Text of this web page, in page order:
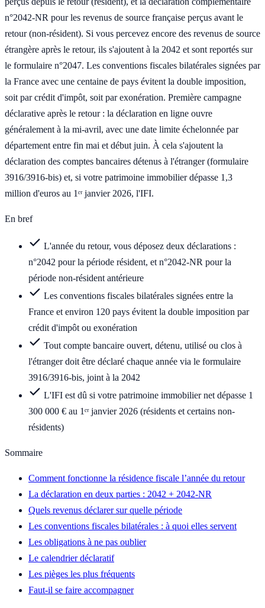
n°2042-NR pour les revenus de source française perçus avant le
retour (non-résident). Si vous percevez encore des revenus de source
étrangère après le retour, ils s'ajoutent à la 2042 et sont reportés sur
le formulaire n°2047. Les conventions fiscales bilatérales signées par
la France avec une centaine de pays évitent la double imposition,
soit par crédit d'impôt, soit par exonération. Première campagne
déclarative après le retour : la déclaration en ligne ouvre
généralement à la mi-avril, avec une date limite échelonnée par
département entre fin mai et début juin. À cela s'ajoutent la
déclaration des comptes bancaires détenus à l'étranger (formulaire
3916/3916-bis) et, si votre patrimoine immobilier dépasse 1,3
million d'euros au 1ᵉʳ janvier 2026, l'IFI.
En bref
L'année du retour, vous déposez deux déclarations :
n°2042 pour la période résident, et n°2042-NR pour la
période non-résident antérieure
Les conventions fiscales bilatérales signées entre la
France et environ 120 pays évitent la double imposition par
crédit d'impôt ou exonération
Tout compte bancaire ouvert, détenu, utilisé ou clos à
l'étranger doit être déclaré chaque année via le formulaire
3916/3916-bis, joint à la 2042
L'IFI est dû si votre patrimoine immobilier net dépasse 1
300 000 € au 1ᵉʳ janvier 2026 (résidents et certains non-
résidents)
Sommaire
Comment fonctionne la résidence fiscale l’année du retour
La déclaration en deux parties : 2042 + 2042-NR
Quels revenus déclarer sur quelle période
Les conventions fiscales bilatérales : à quoi elles servent
Les obligations à ne pas oublier
Le calendrier déclaratif
Les pièges les plus fréquents
Faut-il se faire accompagner